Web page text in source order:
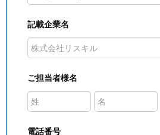
記載企業名
ご担当者様名
電話番号